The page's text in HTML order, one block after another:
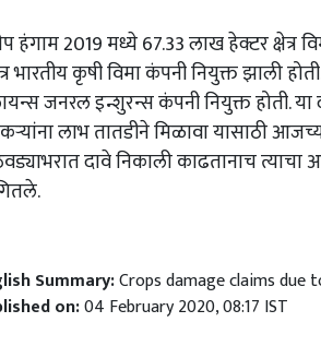
हंगाम 2019 मध्ये 67.33 लाख हेक्टर क्षेत्र
भारतीय कृषी विमा कंपनी नियुक्त झाली
जनरल इन्शुरन्स कंपनी नियुक्त होती. या
लाभ तातडीने मिळावा यासाठी
दावे निकाली काढतानाच त्याचा
Summary:Crops damage claims due
on:04 February 2020, 08:17 IST